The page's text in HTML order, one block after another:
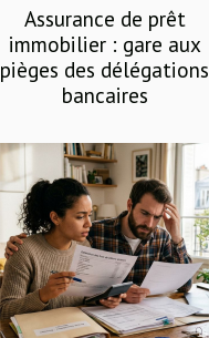
Assurance de prêt
immobilier : gare aux
pièges des délégations
bancaires